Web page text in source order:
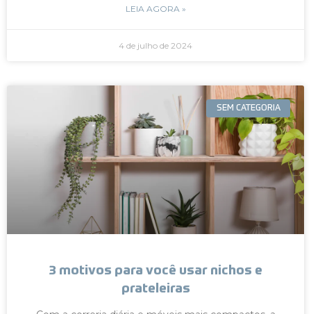
LEIA AGORA »
4 de julho de 2024
SEM CATEGORIA
3 motivos para você usar nichos e
prateleiras